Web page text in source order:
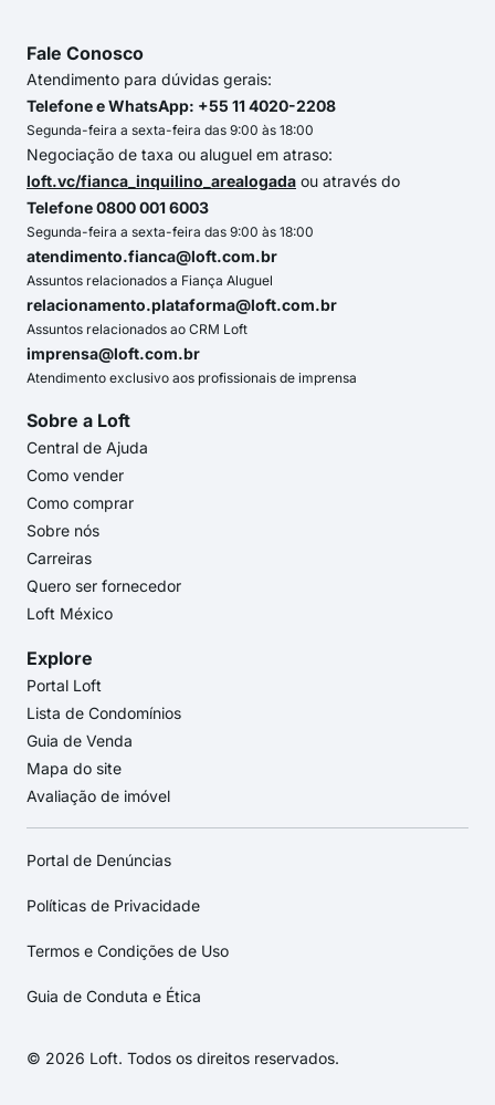
Fale Conosco
Atendimento para dúvidas gerais:
Telefone e WhatsApp: +55 11 4020-2208
Segunda-feira a sexta-feira das 9:00 às 18:00
Negociação de taxa ou aluguel em atraso:
loft.vc/fianca_inquilino_arealogada ou através do
Telefone 0800 001 6003
Segunda-feira a sexta-feira das 9:00 às 18:00
atendimento.fianca@loft.com.br
Assuntos relacionados a Fiança Aluguel
relacionamento.plataforma@loft.com.br
Assuntos relacionados ao CRM Loft
imprensa@loft.com.br
Atendimento exclusivo aos profissionais de imprensa
Sobre a Loft
Central de Ajuda
Como vender
Como comprar
Sobre nós
Carreiras
Quero ser fornecedor
Loft México
Explore
Portal Loft
Lista de Condomínios
Guia de Venda
Mapa do site
Avaliação de imóvel
Portal de Denúncias
Políticas de Privacidade
Termos e Condições de Uso
Guia de Conduta e Ética
© 2026 Loft. Todos os direitos reservados.